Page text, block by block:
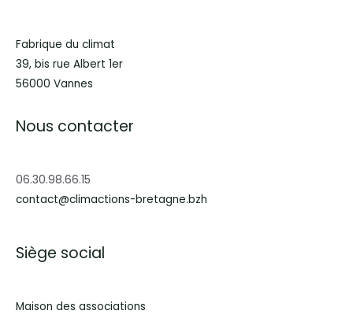
Fabrique du climat
39, bis rue Albert 1er
56000 Vannes
Nous contacter
06.30.98.66.15
contact@climactions-bretagne.bzh
Siège social
Maison des associations